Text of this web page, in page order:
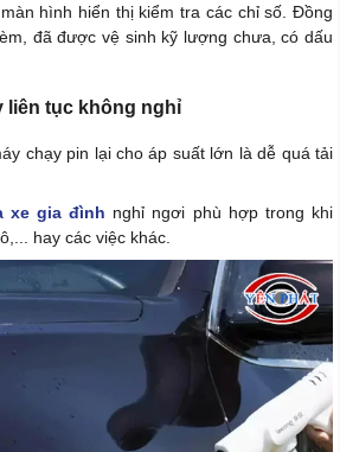
hình hiển thị kiểm tra các chỉ số. Đồng
đã được vệ sinh kỹ lượng chưa, có dấu
liên tục không nghỉ
chạy pin lại cho áp suất lớn là dễ quá tải
xe gia đình nghỉ ngơi phù hợp trong khi
hay các việc khác.